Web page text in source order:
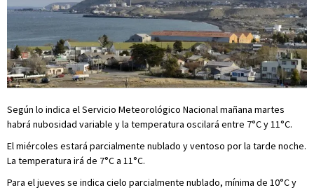
Según lo indica el Servicio Meteorológico Nacional mañana martes
habrá nubosidad variable y la temperatura oscilará entre 7°C y 11°C.
El miércoles estará parcialmente nublado y ventoso por la tarde noche.
La temperatura irá de 7°C a 11°C.
Para el jueves se indica cielo parcialmente nublado, mínima de 10°C y